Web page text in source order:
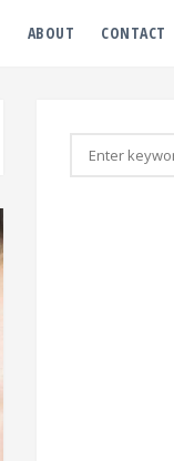
ABOUT CONTACT